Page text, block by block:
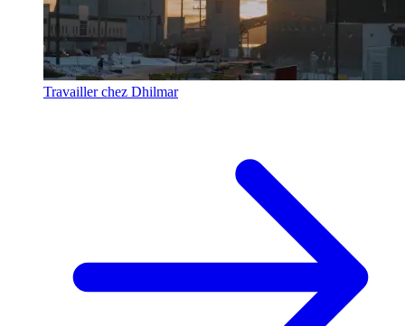
Travailler chez Dhilmar